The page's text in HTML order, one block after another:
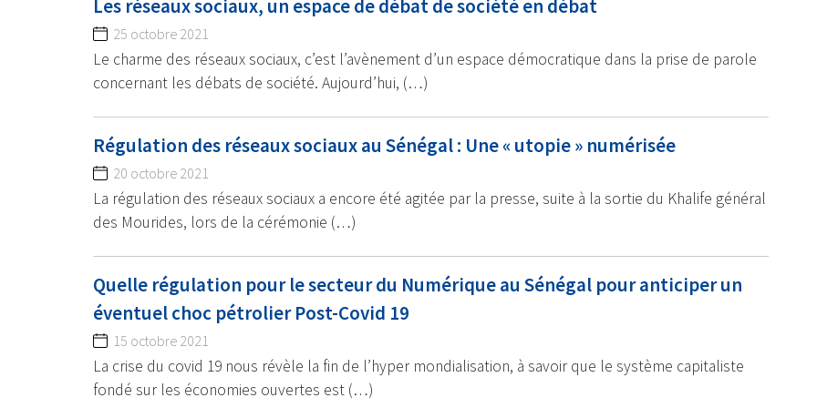
Les réseaux sociaux, un espace de débat de société en débat
25 octobre 2021
Le charme des réseaux sociaux, c’est l’avènement d’un espace démocratique dans la prise de parole
concernant les débats de société. Aujourd’hui, (…)
Régulation des réseaux sociaux au Sénégal : Une « utopie » numérisée
20 octobre 2021
La régulation des réseaux sociaux a encore été agitée par la presse, suite à la sortie du Khalife général
des Mourides, lors de la cérémonie (…)
Quelle régulation pour le secteur du Numérique au Sénégal pour anticiper un
éventuel choc pétrolier Post-Covid 19
15 octobre 2021
La crise du covid 19 nous révèle la fin de l’hyper mondialisation, à savoir que le système capitaliste
fondé sur les économies ouvertes est (…)